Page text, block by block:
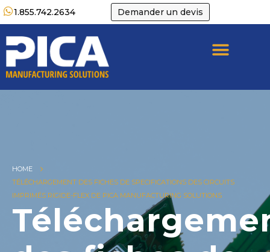
1.855.742.2634 Demander un devis
HOME
TÉLÉCHARGEMENT DES FICHES DE SPECIFICATIONS DES CIRCUITS
IMPRIMÉS RIGIDE-FLEX DE PICA MANUFACTURING SOLUTIONS